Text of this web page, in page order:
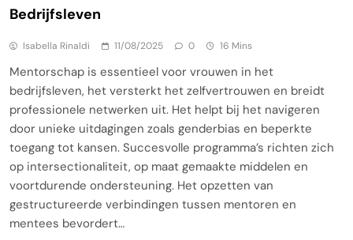
Bedrijfsleven
Isabella Rinaldi 11/08/2025 0 16 Mins
Mentorschap is essentieel voor vrouwen in het
bedrijfsleven, het versterkt het zelfvertrouwen en breidt
professionele netwerken uit. Het helpt bij het navigeren
door unieke uitdagingen zoals genderbias en beperkte
toegang tot kansen. Succesvolle programma’s richten zich
op intersectionaliteit, op maat gemaakte middelen en
voortdurende ondersteuning. Het opzetten van
gestructureerde verbindingen tussen mentoren en
mentees bevordert…